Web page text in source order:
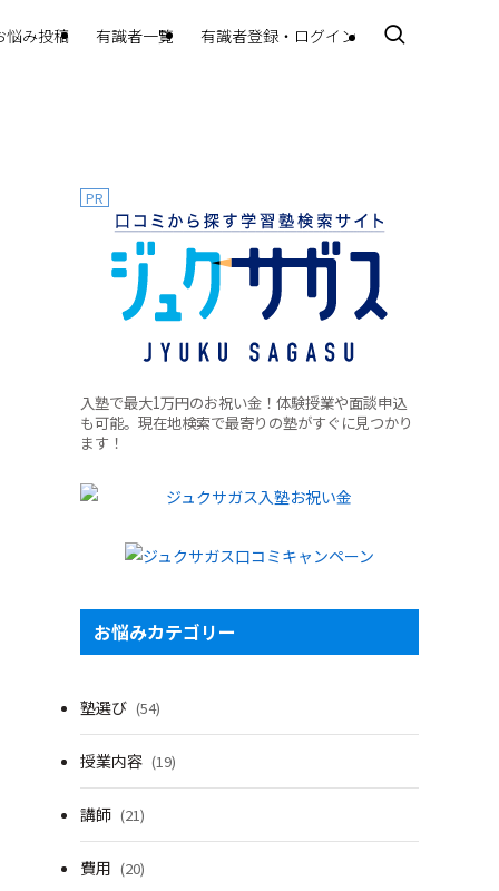
悩み投稿 有識者一覧 有識者登録・ログイン
PR
入塾で最大1万円のお祝い金！体験授業や面談申込
も可能。現在地検索で最寄りの塾がすぐに見つかり
ます！
お悩みカテゴリー
塾選び (54)
授業内容 (19)
講師 (21)
費用 (20)